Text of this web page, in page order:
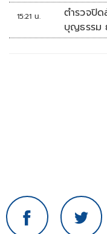
15:21 น.
ตำรวจปิ
บุญธรรม